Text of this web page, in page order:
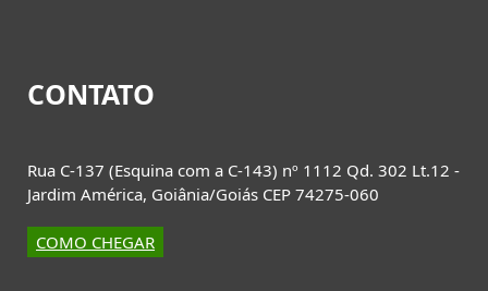
CONTATO
Rua C-137 (Esquina com a C-143) nº 1112 Qd. 302 Lt.12 -
Jardim América, Goiânia/Goiás CEP 74275-060
COMO CHEGAR